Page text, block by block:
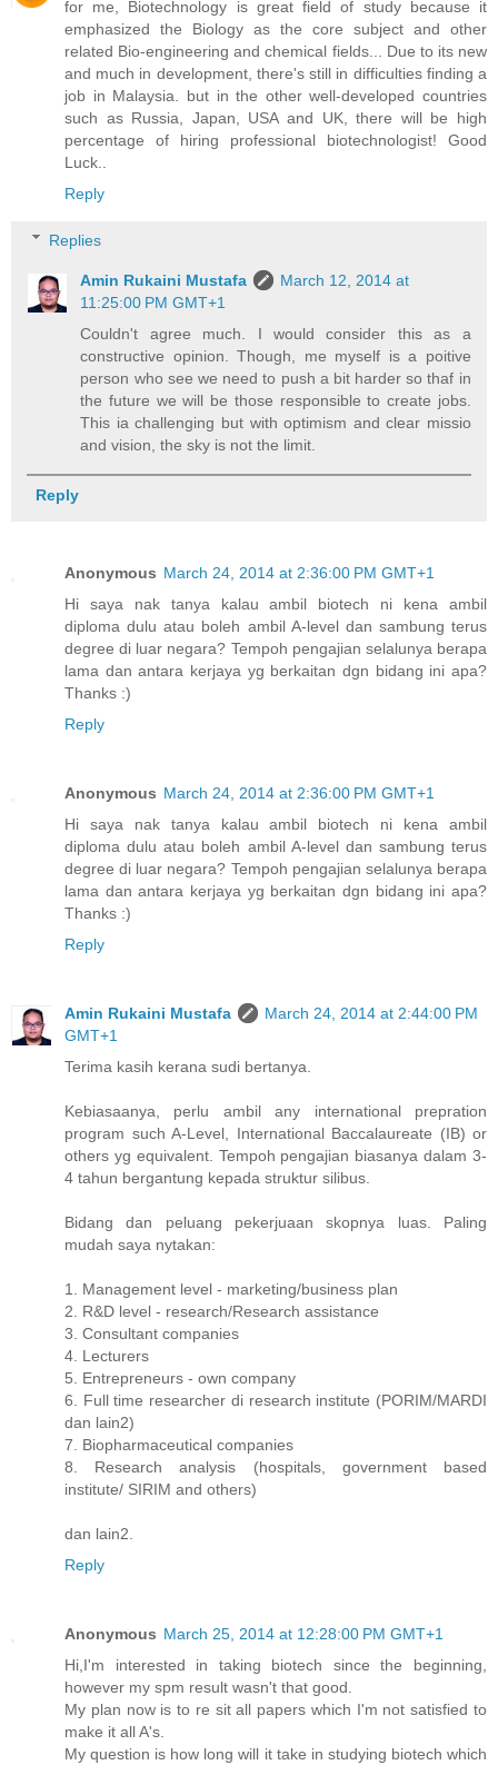
for me, Biotechnology is great field of study because it
emphasized the Biology as the core subject and other
related Bio-engineering and chemical fields... Due to its new
and much in development, there's still in difficulties finding a
job in Malaysia. but in the other well-developed countries
such as Russia, Japan, USA and UK, there will be high
percentage of hiring professional biotechnologist! Good
Luck..
Reply
Replies
Amin Rukaini Mustafa
March 12, 2014 at
11:25:00 PM GMT+1
Couldn't agree much. I would consider this as a
constructive opinion. Though, me myself is a poitive
person who see we need to push a bit harder so thaf in
the future we will be those responsible to create jobs.
This ia challenging but with optimism and clear missio
and vision, the sky is not the limit.
Reply
Anonymous March 24, 2014 at 2:36:00 PM GMT+1
Hi saya nak tanya kalau ambil biotech ni kena ambil
diploma dulu atau boleh ambil A-level dan sambung terus
degree di luar negara? Tempoh pengajian selalunya berapa
lama dan antara kerjaya yg berkaitan dgn bidang ini apa?
Thanks :)
Reply
Anonymous March 24, 2014 at 2:36:00 PM GMT+1
Hi saya nak tanya kalau ambil biotech ni kena ambil
diploma dulu atau boleh ambil A-level dan sambung terus
degree di luar negara? Tempoh pengajian selalunya berapa
lama dan antara kerjaya yg berkaitan dgn bidang ini apa?
Thanks :)
Reply
Amin Rukaini Mustafa
March 24, 2014 at 2:44:00 PM
GMT+1
Terima kasih kerana sudi bertanya.
Kebiasaanya, perlu ambil any international prepration
program such A-Level, International Baccalaureate (IB) or
others yg equivalent. Tempoh pengajian biasanya dalam 3-
4 tahun bergantung kepada struktur silibus.
Bidang dan peluang pekerjuaan skopnya luas. Paling
mudah saya nytakan:
1. Management level - marketing/business plan
2. R&D level - research/Research assistance
3. Consultant companies
4. Lecturers
5. Entrepreneurs - own company
6. Full time researcher di research institute (PORIM/MARDI
dan lain2)
7. Biopharmaceutical companies
8. Research analysis (hospitals, government based
institute/ SIRIM and others)
dan lain2.
Reply
Anonymous March 25, 2014 at 12:28:00 PM GMT+1
Hi,I'm interested in taking biotech since the beginning,
however my spm result wasn't that good.
My plan now is to re sit all papers which I'm not satisfied to
make it all A's.
My question is how long will it take in studying biotech which